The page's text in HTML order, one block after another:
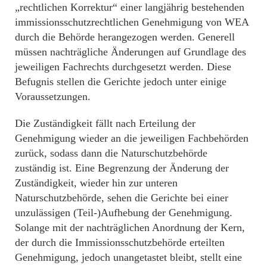
„rechtlichen Korrektur“ einer langjährig bestehenden
immissionsschutzrechtlichen Genehmigung von WEA
durch die Behörde herangezogen werden. Generell
müssen nachträgliche Änderungen auf Grundlage des
jeweiligen Fachrechts durchgesetzt werden. Diese
Befugnis stellen die Gerichte jedoch unter einige
Voraussetzungen.
Die Zuständigkeit fällt nach Erteilung der
Genehmigung wieder an die jeweiligen Fachbehörden
zurück, sodass dann die Naturschutzbehörde
zuständig ist. Eine Begrenzung der Änderung der
Zuständigkeit, wieder hin zur unteren
Naturschutzbehörde, sehen die Gerichte bei einer
unzulässigen (Teil-)Aufhebung der Genehmigung.
Solange mit der nachträglichen Anordnung der Kern,
der durch die Immissionsschutzbehörde erteilten
Genehmigung, jedoch unangetastet bleibt, stellt eine